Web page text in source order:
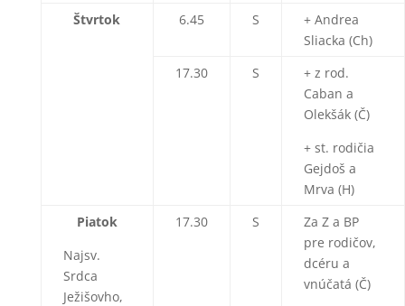
Štvrtok
6.45 S
+ Andrea
Sliacka (Ch)
17.30
S
+ z rod.
Caban a
Olekšák (Č)
+ st. rodičia
Gejdoš a
Mrva (H)
Piatok
Najsv.
Srdca
Ježišovho,
17.30 S
Za Z a BP
pre rodičov,
dcéru a
vnúčatá (Č)